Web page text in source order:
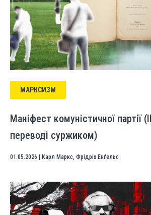
МАРКСИЗМ
Маніфест комуністичної партії
переводі суржиком)
01.05.2026 Карл Маркс, Фрідріх Енґельс